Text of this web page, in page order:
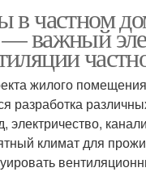
в частном
— важный
жилого
разработка
электричество,
климат для